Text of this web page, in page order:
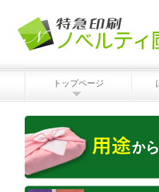
トップページ